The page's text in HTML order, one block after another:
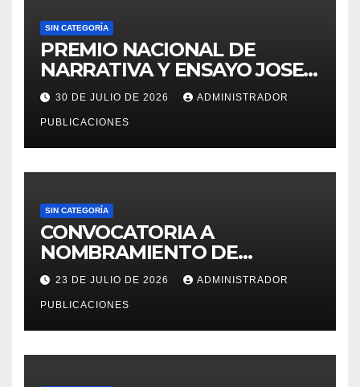
SIN CATEGORÍA
PREMIO NACIONAL DE
NARRATIVA Y ENSAYO JOSE
MARIA ARGUEDAS
30 DE JULIO DE 2026 ADMINISTRADOR
PUBLICACIONES
SIN CATEGORÍA
CONVOCATORIA A
NOMBRAMIENTO DE
PERSONAL DEL DECRETO
LEGISLATIVO 276 – 2026
23 DE JULIO DE 2026 ADMINISTRADOR
PUBLICACIONES